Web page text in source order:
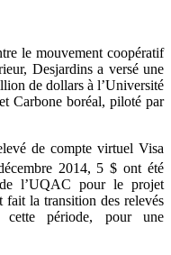
le mouvement coopératif
Desjardins a versé une
de dollars à l’Université
Carbone boréal, piloté par
de compte virtuel Visa
2014, 5 $ ont été
l’UQAC pour le projet
fait la transition des relevés
période, pour une